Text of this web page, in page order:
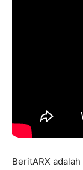
BeritARX